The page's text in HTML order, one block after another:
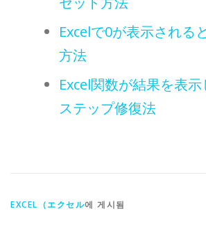
Excelで0が表示される
方法
Excel関数が結果を表
ステップ修復法
EXCEL（エクセル에 게시됨